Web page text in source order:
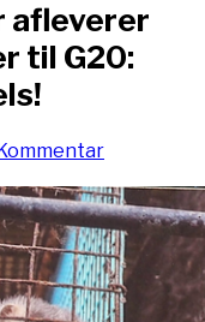
afleverer
til G20: